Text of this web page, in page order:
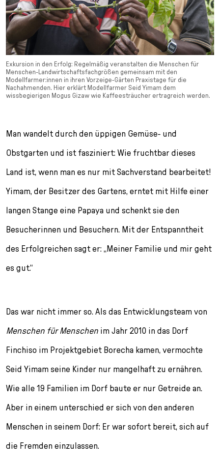
Exkursion in den Erfolg: Regelmäßig veranstalten die Menschen für
Menschen-Landwirtschaftsfachgrößen gemeinsam mit den
Modellfarmer:innen in ihren Vorzeige-Gärten Praxistage für die
Nachahmenden. Hier erklärt Modell­farmer Seid Yimam dem
wissbegierigen Mogus Gizaw wie Kaffeesträucher ertragreich werden.
Man wandelt durch den üppigen Gemüse- und
Obstgarten und ist fasziniert: Wie fruchtbar dieses
Land ist, wenn man es nur mit Sachverstand bearbeitet!
Yimam, der Besitzer des Gartens, erntet mit Hilfe einer
langen Stange eine Papaya und schenkt sie den
Besucherinnen und Besuchern. Mit der Entspanntheit
des Erfolgreichen sagt er: „Meiner Familie und mir geht
es gut.“
Das war nicht immer so. Als das Entwicklungsteam von
Menschen für Menschen im Jahr 2010 in das Dorf
Finchiso im Projektgebiet Borecha kamen, ver­mochte
Seid Yimam seine Kinder nur mangelhaft zu ernähren.
Wie alle 19 Familien im Dorf baute er nur Getreide an.
Aber in einem unterschied er sich von den anderen
Menschen in seinem Dorf: Er war sofort bereit, sich auf
die Fremden einzulassen.